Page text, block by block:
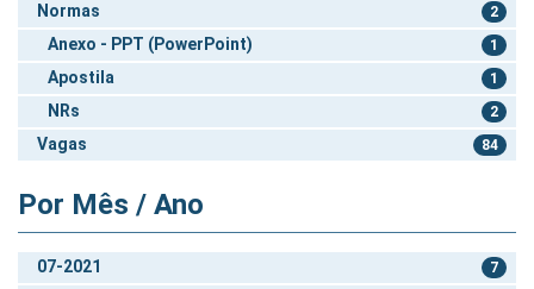
Normas 2
Anexo - PPT (PowerPoint) 1
Apostila 1
NRs 2
Vagas 84
Por Mês / Ano
07-2021 7